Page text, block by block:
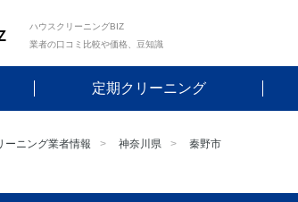
ハウスクリーニングBIZ
業者の口コミ比較や価格、豆知識
定期クリーニング
ーニング業者情報 神奈川県 秦野市